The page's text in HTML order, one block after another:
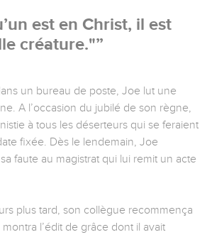
est en Christ, il est
créature."
un bureau de poste, Joe lut une
A l’occasion du jubilé de son règne,
à tous les déserteurs qui se feraient
fixée. Dès le lendemain, Joe
faute au magistrat qui lui remit un acte
plus tard, son collègue recommença
l’édit de grâce dont il avait